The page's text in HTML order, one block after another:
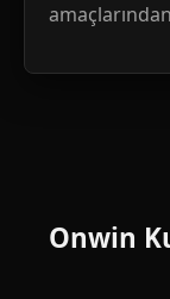
Onwin